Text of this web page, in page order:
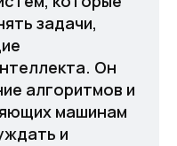
задачи,
Он
алгоритмов и
машинам
и